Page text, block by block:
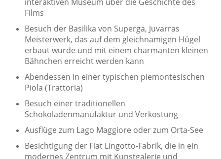
Films
Besuch der Basilika von Superga, Juvarras
Meisterwerk, das auf dem gleichnamigen Hügel
erbaut wurde und mit einem charmanten kleinen
Bähnchen erreicht werden kann
Abendessen in einer typischen piemontesischen
Piola (Trattoria)
Besuch einer traditionellen
Schokoladenmanufaktur und Verkostung
Ausflüge zum Lago Maggiore oder zum Orta-See
Besichtigung der Fiat Lingotto-Fabrik, die in ein
modernes Zentrum mit Kunstgalerie und